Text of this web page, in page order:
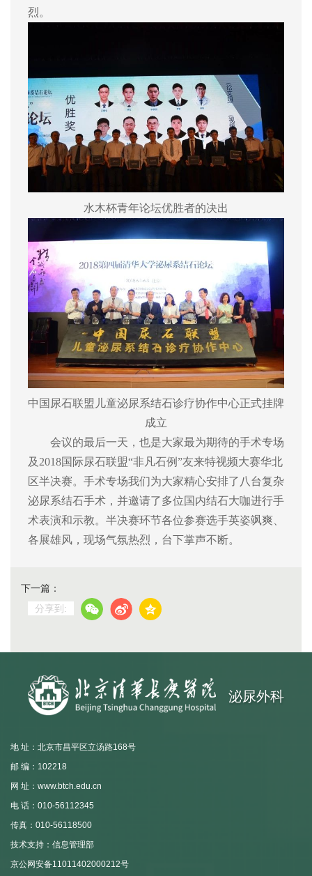
烈。
水木杯青年论坛优胜者的决出
中国尿石联盟儿童泌尿系结石诊疗协作中心正式挂牌
成立
会议的最后一天，也是大家最为期待的手术专场
及2018国际尿石联盟“非凡石例”友来特视频大赛华北
区半决赛。手术专场我们为大家精心安排了八台复杂
泌尿系结石手术，并邀请了多位国内结石大咖进行手
术表演和示教。半决赛环节各位参赛选手英姿飒爽、
各展雄风，现场气氛热烈，台下掌声不断。
下一篇：
分享到:
泌尿外科
地 址：北京市昌平区立汤路168号
邮 编：102218
网 址：www.btch.edu.cn
电 话：010-56112345
传真：010-56118500
技术支持：信息管理部
京公网安备11011402000212号